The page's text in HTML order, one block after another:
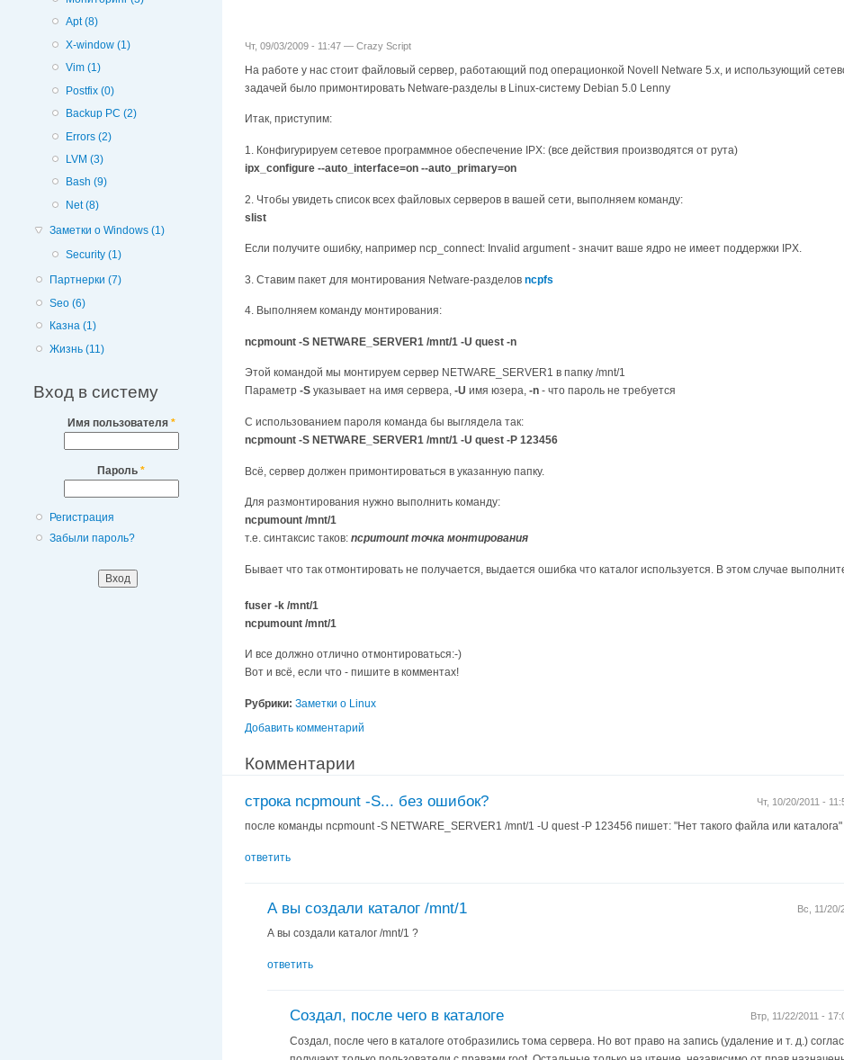
Apt (8)
X-window (1)
Vim (1)
Postfix (0)
Backup PC (2)
Errors (2)
LVM (3)
Bash (9)
Net (8)
Заметки о Windows (1)
Security (1)
Партнерки (7)
Seo (6)
Казна (1)
Жизнь (11)
Вход в систему
Имя пользователя *
Пароль *
Регистрация
Забыли пароль?
Чт, 09/03/2009 - 11:47 — Crazy Script
На работе у нас стоит файловый сервер, работающий под операционкой Novell Netware 5.x, и использующий
задачей было примонтировать Netware-разделы в Linux-систему Debian 5.0 Lenny
Итак, приступим:
1. Конфигурируем сетевое программное обеспечение IPX: (все действия производятся от рута)
ipx_configure --auto_interface=on --auto_primary=on
2. Чтобы увидеть список всех файловых серверов в вашей сети, выполняем команду:
slist
Если получите ошибку, например ncp_connect: Invalid argument - значит ваше ядро не имеет поддержки IPX.
3. Ставим пакет для монтирования Netware-разделов ncpfs
4. Выполняем команду монтирования:
ncpmount -S NETWARE_SERVER1 /mnt/1 -U quest -n
Этой командой мы монтируем сервер NETWARE_SERVER1 в папку /mnt/1
Параметр -S указывает на имя сервера, -U имя юзера, -n - что пароль не требуется
С использованием пароля команда бы выглядела так:
ncpmount -S NETWARE_SERVER1 /mnt/1 -U quest -P 123456
Всё, сервер должен примонтироваться в указанную папку.
Для размонтирования нужно выполнить команду:
ncpumount /mnt/1
т.е. синтаксис таков: ncpumount точка монтирования
Бывает что так отмонтировать не получается, выдается ошибка что каталог используется. В этом случае
fuser -k /mnt/1
ncpumount /mnt/1
И все должно отлично отмонтироваться:-)
Вот и всё, если что - пишите в комментах!
Рубрики: Заметки о Linux
Добавить комментарий
Комментарии
Чт, 10/20/2011 -
строка ncpmount -S... без ошибок?
после команды ncpmount -S NETWARE_SERVER1 /mnt/1 -U quest -P 123456 пишет: "Нет такого файла или каталога"
ответить
Вс, 11/
А вы создали каталог /mnt/1
А вы создали каталог /mnt/1 ?
ответить
Втр, 11/22/2011 -
Создал, после чего в каталоге
Создал, после чего в каталоге отобразились тома сервера. Но вот право на запись (удаление и т. д.)